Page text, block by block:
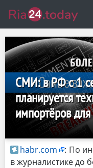
СМИ: в РФ с 1
планируется
импортёров
отечественных
habr.com : По
в журналистике до